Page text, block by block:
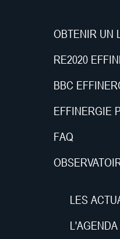
OBTENIR UN
RE2020
BBC
EFFINERGIE
FAQ
LES
L'AGENDA